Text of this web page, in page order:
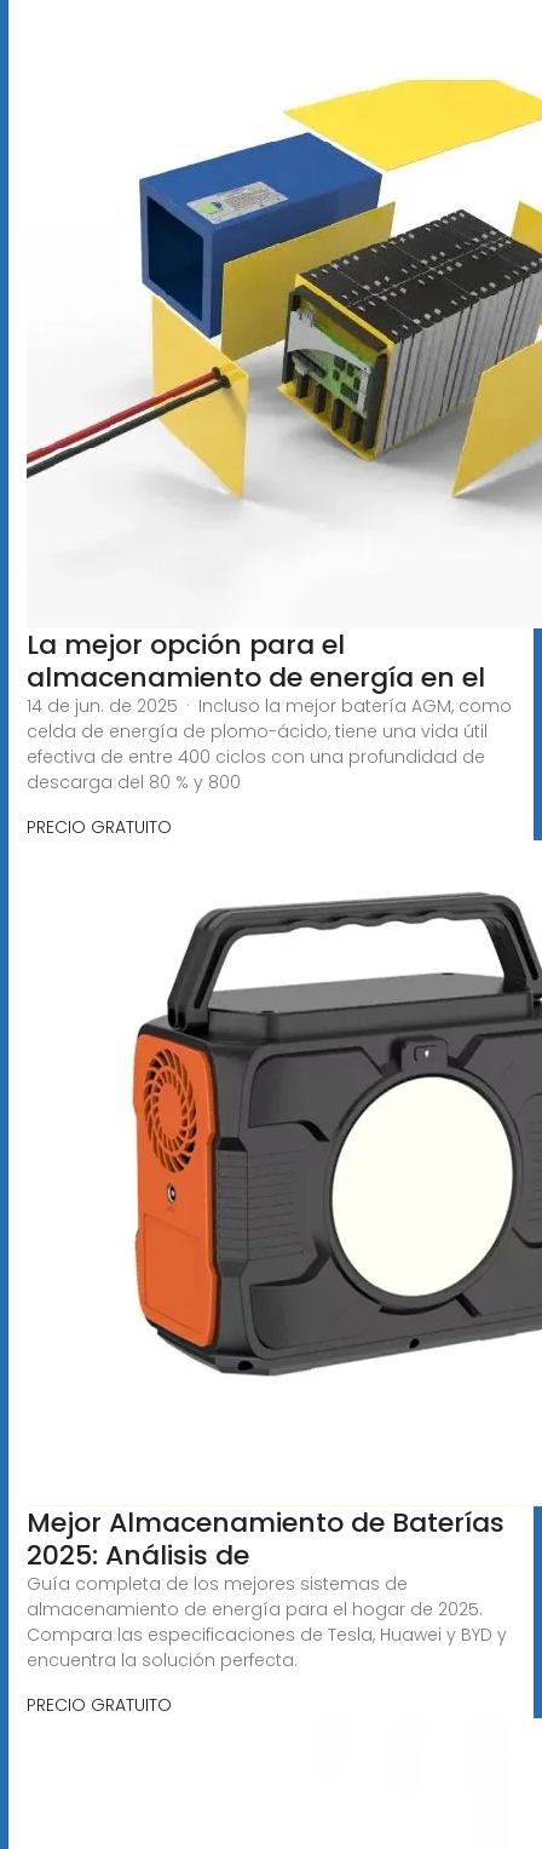
La mejor opción para el
almacenamiento de energía en el
14 de jun. de 2025 · Incluso la mejor batería AGM, como
celda de energía de plomo-ácido, tiene una vida útil
efectiva de entre 400 ciclos con una profundidad de
descarga del 80 % y 800
PRECIO GRATUITO
Mejor Almacenamiento de Baterías
2025: Análisis de
Guía completa de los mejores sistemas de
almacenamiento de energía para el hogar de 2025.
Compara las especificaciones de Tesla, Huawei y BYD y
encuentra la solución perfecta.
PRECIO GRATUITO